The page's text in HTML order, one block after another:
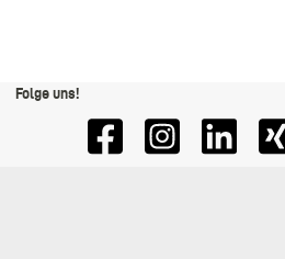
Folge uns!